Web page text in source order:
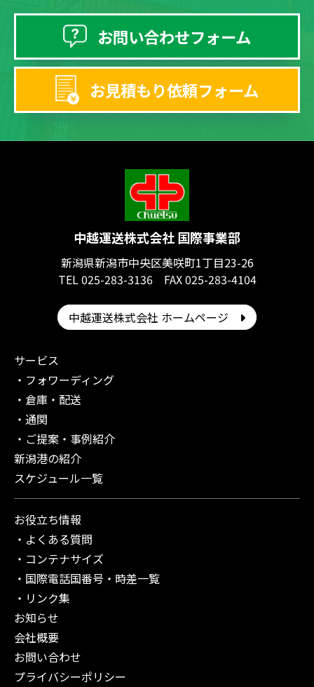
お問い合わせフォーム
お見積もり依頼フォーム
中越運送株式会社 国際事業部
新潟県新潟市中央区美咲町1丁目23-26
TEL 025-283-3136 FAX 025-283-4104
中越運送株式会社 ホームページ
サービス
フォワーディング
倉庫・配送
通関
ご提案・事例紹介
新潟港の紹介
スケジュール一覧
お役立ち情報
よくある質問
コンテナサイズ
国際電話国番号・時差一覧
リンク集
お知らせ
会社概要
お問い合わせ
プライバシーポリシー